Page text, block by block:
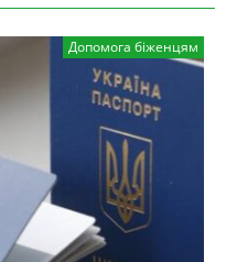
Допомога біженцям